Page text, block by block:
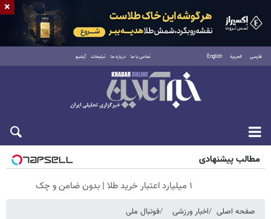
فارسی العربية English تماس با ما درباره ما تبلیغات آرشیو
پنجشنبه ۱۵ مرداد ۱۴۰۵
مطالب پیشنهادی
۱ میلیارد اعتبار خرید طلا | بدون ضامن و چک
صفحه اصلی اخبار ورزشی فوتبال ملی
×